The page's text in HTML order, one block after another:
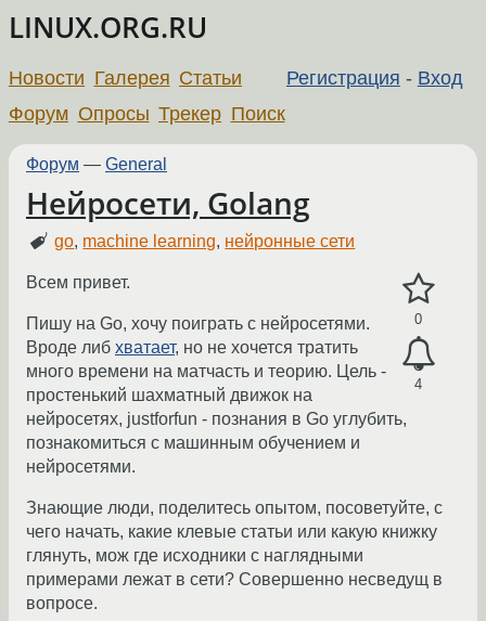
LINUX.ORG.RU
Регистрация - Вход
Новости Галерея Статьи
Форум Опросы Трекер Поиск
Форум — General
Нейросети, Golang
go, machine learning, нейронные сети
0
4
Всем привет.
Пишу на Go, хочу поиграть с нейросетями.
Вроде либ хватает, но не хочется тратить
много времени на матчасть и теорию. Цель -
простенький шахматный движок на
нейросетях, justforfun - познания в Go углубить,
познакомиться с машинным обучением и
нейросетями.
Знающие люди, поделитесь опытом, посоветуйте, с
чего начать, какие клевые статьи или какую книжку
глянуть, мож где исходники с наглядными
примерами лежат в сети? Совершенно несведущ в
вопросе.